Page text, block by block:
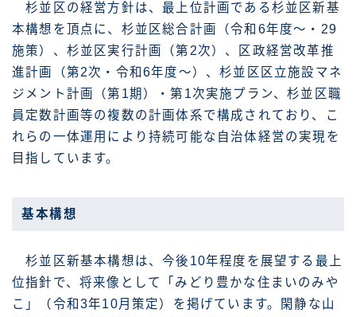
杉並区の経営方針は、最上位計画である杉並区新基
本構想を頂点に、杉並区総合計画（令和6年度〜・29
施策）、杉並区実行計画（第2次）、区政経営改革推
進計画（第2次・令和6年度〜）、杉並区区立施設マネ
ジメント計画（第1期）・第1次実施プラン、杉並区職
員定数計画等の複数の計画体系で構成されており、こ
れらの一体運用により持続可能な自治体経営の実現を
目指しています。
基本構想
杉並区新基本構想は、今後10年程度を展望する最上
位指針で、将来像として「みどり豊かな住まいのみや
こ」（令和3年10月策定）を掲げています。閑静な山